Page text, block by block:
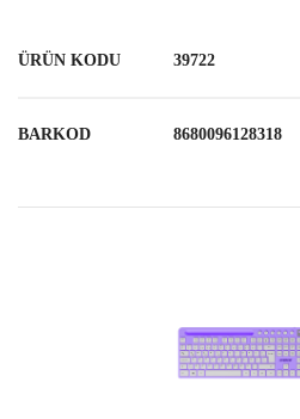
ÜRÜN KODU 39722
BARKOD 8680096128318